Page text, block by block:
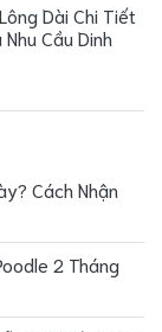
Dài Chi Tiết
Cầu Dinh
Cách Nhận
2 Tháng